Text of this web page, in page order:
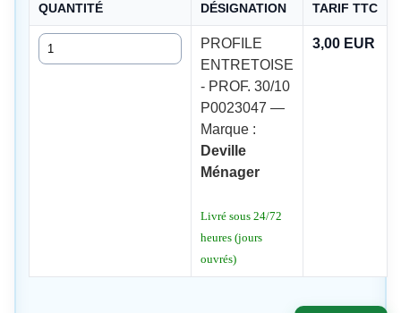
QUANTITÉ DÉSIGNATION TARIF TTC
Quantité
PROFILE
ENTRETOISE
- PROF. 30/10
P0023047 —
Marque :
Deville
Ménager
Livré sous 24/72
heures (jours
ouvrés)
3,00 EUR